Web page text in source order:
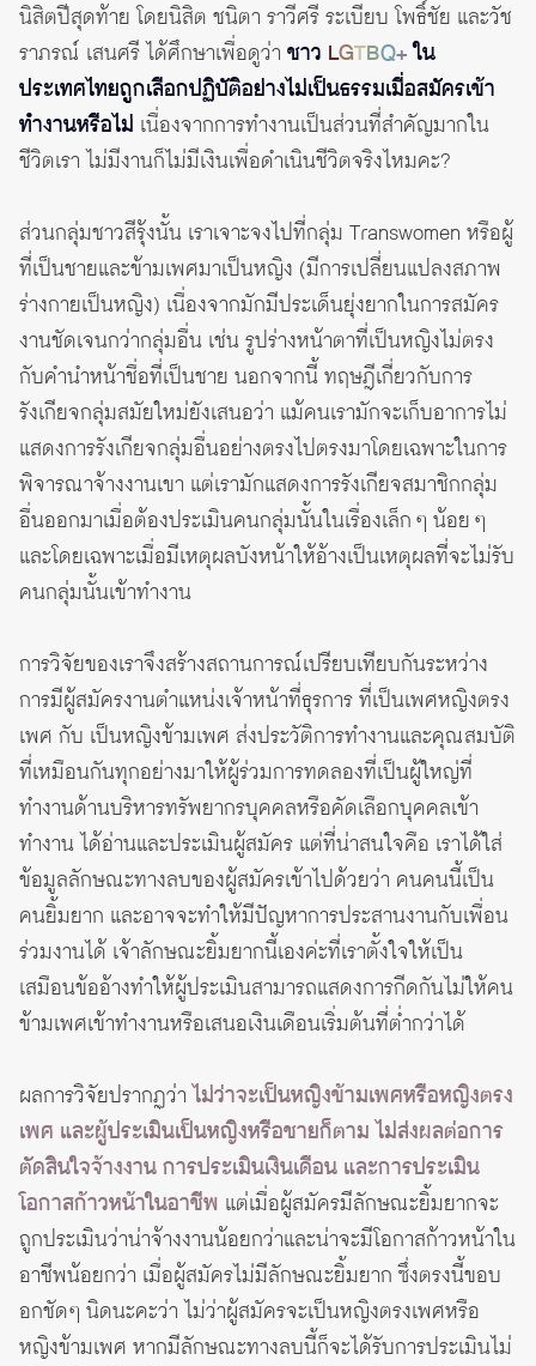
นิสิตปีสุดท้าย โดยนิสิต ชนิตา ราวีศรี ระเบียบ โพธิ์ชัย และวัช
ราภรณ์ เสนศรี ได้ศึกษาเพื่อดูว่า ชาว LGTBQ+ ใน
ประเทศไทยถูกเลือกปฏิบัติอย่างไม่เป็นธรรมเมื่อสมัครเข้า
ทำงานหรือไม่ เนื่องจากการทำงานเป็นส่วนที่สำคัญมากใน
ชีวิตเรา ไม่มีงานก็ไม่มีเงินเพื่อดำเนินชีวิตจริงไหมคะ?
ส่วนกลุ่มชาวสีรุ้งนั้น เราเจาะจงไปที่กลุ่ม Transwomen หรือผู้
ที่เป็นชายและข้ามเพศมาเป็นหญิง (มีการเปลี่ยนแปลงสภาพ
ร่างกายเป็นหญิง) เนื่องจากมักมีประเด็นยุ่งยากในการสมัคร
งานชัดเจนกว่ากลุ่มอื่น เช่น รูปร่างหน้าตาที่เป็นหญิงไม่ตรง
กับคำนำหน้าชื่อที่เป็นชาย นอกจากนี้ ทฤษฎีเกี่ยวกับการ
รังเกียจกลุ่มสมัยใหม่ยังเสนอว่า แม้คนเรามักจะเก็บอาการไม่
แสดงการรังเกียจกลุ่มอื่นอย่างตรงไปตรงมาโดยเฉพาะในการ
พิจารณาจ้างงานเขา แต่เรามักแสดงการรังเกียจสมาชิกกลุ่ม
อื่นออกมาเมื่อต้องประเมินคนกลุ่มนั้นในเรื่องเล็ก ๆ น้อย ๆ
และโดยเฉพาะเมื่อมีเหตุผลบังหน้าให้อ้างเป็นเหตุผลที่จะไม่รับ
คนกลุ่มนั้นเข้าทำงาน
การวิจัยของเราจึงสร้างสถานการณ์เปรียบเทียบกันระหว่าง
การมีผู้สมัครงานตำแหน่งเจ้าหน้าที่ธุรการ ที่เป็นเพศหญิงตรง
เพศ กับ เป็นหญิงข้ามเพศ ส่งประวัติการทำงานและคุณสมบัติ
ที่เหมือนกันทุกอย่างมาให้ผู้ร่วมการทดลองที่เป็นผู้ใหญ่ที่
ทำงานด้านบริหารทรัพยากรบุคคลหรือคัดเลือกบุคคลเข้า
ทำงาน ได้อ่านและประเมินผู้สมัคร แต่ที่น่าสนใจคือ เราได้ใส่
ข้อมูลลักษณะทางลบของผู้สมัครเข้าไปด้วยว่า คนคนนี้เป็น
คนยิ้มยาก และอาจจะทำให้มีปัญหาการประสานงานกับเพื่อน
ร่วมงานได้ เจ้าลักษณะยิ้มยากนี้เองค่ะที่เราตั้งใจให้เป็น
เสมือนข้ออ้างทำให้ผู้ประเมินสามารถแสดงการกีดกันไม่ให้คน
ข้ามเพศเข้าทำงานหรือเสนอเงินเดือนเริ่มต้นที่ต่ำกว่าได้
ผลการวิจัยปรากฏว่าไม่ว่าจะเป็นหญิงข้ามเพศหรือหญิงตรง
เพศ และผู้ประเมินเป็นหญิงหรือชายก็ตาม ไม่ส่งผลต่อการ
ตัดสินใจจ้างงาน การประเมินเงินเดือน และการประเมิน
โอกาสก้าวหน้าในอาชีพ แต่เมื่อผู้สมัครมีลักษณะยิ้มยากจะ
ถูกประเมินว่าน่าจ้างงานน้อยกว่าและน่าจะมีโอกาสก้าวหน้าใน
อาชีพน้อยกว่า เมื่อผู้สมัครไม่มีลักษณะยิ้มยาก ซึ่งตรงนี้ขอบ
อกชัดๆ นิดนะคะว่า ไม่ว่าผู้สมัครจะเป็นหญิงตรงเพศหรือ
หญิงข้ามเพศ หากมีลักษณะทางลบนี้ก็จะได้รับการประเมินไม่